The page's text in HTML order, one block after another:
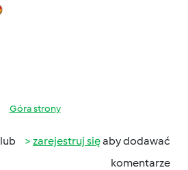
Góra strony
lub zarejestruj sięaby dodawać
komentarze